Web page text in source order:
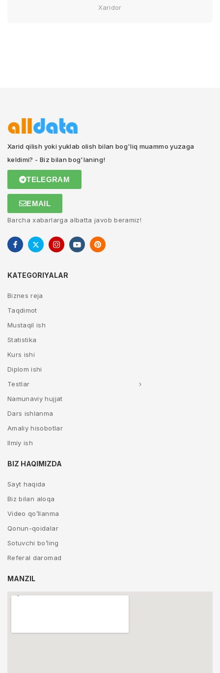
Xaridor
Xarid qilish yoki yuklab olish bilan bog'liq muammo yuzaga
keldimi? - Biz bilan bog'laning!
TELEGRAM
EMAIL
Barcha xabarlarga albatta javob beramiz!
KATEGORIYALAR
Biznes reja
Taqdimot
Mustaqil ish
Statistika
Kurs ishi
Diplom ishi
Testlar
Namunaviy hujjat
Dars ishlanma
Amaliy hisobotlar
Ilmiy ish
BIZ HAQIMIZDA
Sayt haqida
Biz bilan aloqa
Video qo’llanma
Qonun-qoidalar
Sotuvchi bo’ling
Referal daromad
MANZIL